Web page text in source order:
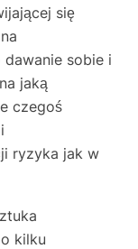
się
sobie i
jaką
czegoś
ryzyka jak w
kilku